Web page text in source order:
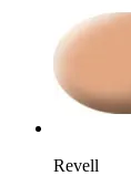
Revell